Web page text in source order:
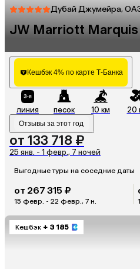
Дубай Джумейра,
JW Marriott Marquis
Кешбэк 4% по карте Т-Банка
линия песок 10 км 20
Отзывы за этот год
от 133 718 ₽
25 янв. - 1 февр., 7 ночей
Выгодные туры на соседние даты
от 267 315 ₽
15 февр. - 22 февр., 7 н.
Кешбэк + 3 185